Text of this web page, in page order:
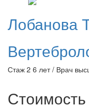
Лобанова
Стаж 2 6 лет / Врач